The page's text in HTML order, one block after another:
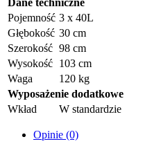
Pojemność 3 x 40L
Głębokość 30 cm
Szerokość 98 cm
Wysokość 103 cm
Waga
120 kg
Wyposażenie dodatkowe
Wkład
W standardzie
Opinie (0)